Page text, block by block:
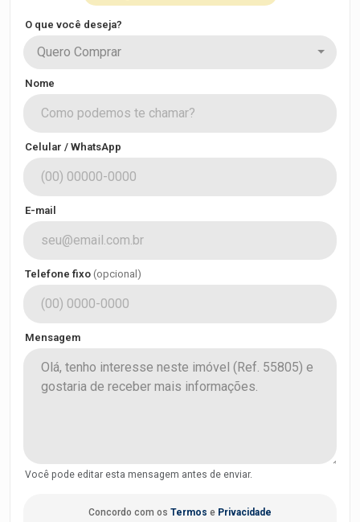
O que você deseja?
Quero Comprar
Nome
Celular / WhatsApp
E-mail
Telefone fixo (opcional)
Mensagem
Você pode editar esta mensagem antes de enviar.
Concordo com os Termos e Privacidade